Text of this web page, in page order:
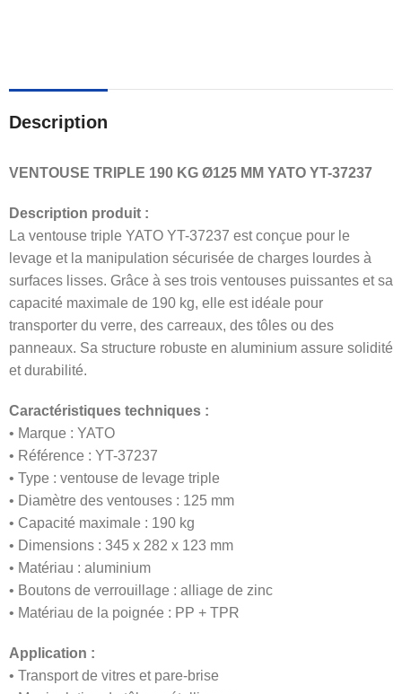
Description
VENTOUSE TRIPLE 190 KG Ø125 MM YATO YT-37237
Description produit :
La ventouse triple YATO YT-37237 est conçue pour le
levage et la manipulation sécurisée de charges lourdes à
surfaces lisses. Grâce à ses trois ventouses puissantes et sa
capacité maximale de 190 kg, elle est idéale pour
transporter du verre, des carreaux, des tôles ou des
panneaux. Sa structure robuste en aluminium assure solidité
et durabilité.
Caractéristiques techniques :
• Marque : YATO
• Référence : YT-37237
• Type : ventouse de levage triple
• Diamètre des ventouses : 125 mm
• Capacité maximale : 190 kg
• Dimensions : 345 x 282 x 123 mm
• Matériau : aluminium
• Boutons de verrouillage : alliage de zinc
• Matériau de la poignée : PP + TPR
Application :
• Transport de vitres et pare-brise